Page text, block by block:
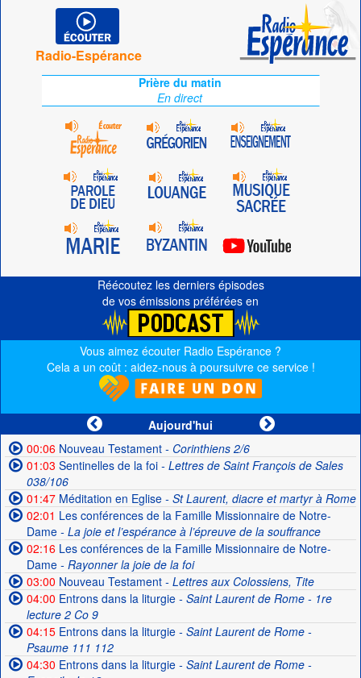
Radio-Espérance
Prière du matin
En direct
Réécoutez les derniers épisodes
de vos émissions préférées en
Vous aimez écouter Radio Espérance ?
Cela a un coût : aidez-nous à poursuivre ce service !
Aujourd'hui
00:06Nouveau Testament- Corinthiens 2/6
01:03 Sentinelles de la foi- Lettres de Saint François de Sales
038/106
01:47Méditation en Eglise- St Laurent, diacre et martyr à Rome
02:01 Les conférences de la Famille Missionnaire de Notre-
Dame- La joie et l’espérance à l’épreuve de la souffrance
02:16Les conférences de la Famille Missionnaire de Notre-
Dame- Rayonner la joie de la foi
03:00 Nouveau Testament- Lettres aux Colossiens, Tite
04:00 Entrons dans la liturgie- Saint Laurent de Rome - 1re
lecture 2 Co 9
04:15Entrons dans la liturgie- Saint Laurent de Rome -
Psaume 111 112
04:30 Entrons dans la liturgie- Saint Laurent de Rome -